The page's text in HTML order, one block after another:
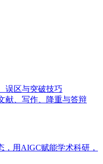
误区与突破技巧
献、写作、降重与答辩
，用AIGC赋能学术科研，